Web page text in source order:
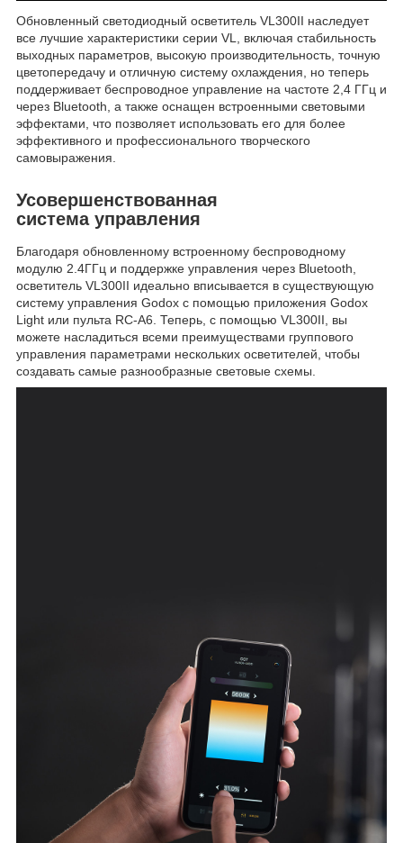
Обновленный светодиодный осветитель VL300II наследует
все лучшие характеристики серии VL, включая стабильность
выходных параметров, высокую производительность, точную
цветопередачу и отличную систему охлаждения, но теперь
поддерживает беспроводное управление на частоте 2,4 ГГц и
через Bluetooth, а также оснащен встроенными световыми
эффектами, что позволяет использовать его для более
эффективного и профессионального творческого
самовыражения.
Усовершенствованная
система управления
Благодаря обновленному встроенному беспроводному
модулю 2.4ГГц и поддержке управления через Bluetooth,
осветитель VL300II идеально вписывается в существующую
систему управления Godox с помощью приложения Godox
Light или пульта RC-A6. Теперь, с помощью VL300II, вы
можете насладиться всеми преимуществами группового
управления параметрами нескольких осветителей, чтобы
создавать самые разнообразные световые схемы.